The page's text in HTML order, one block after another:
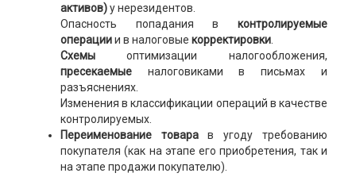
активов)у нерезидентов.
Опасность попадания вконтролируемые
операциии в налоговые корректировки.
Схемыоптимизации налогообложения,
пресекаемыеналоговиками в письмах и
разъяснениях.
Изменения в классификации операций в качестве
контролируемых.
Переименование товарав угоду требованию
покупателя (как на этапе его приобретения, так и
на этапе продажи покупателю).